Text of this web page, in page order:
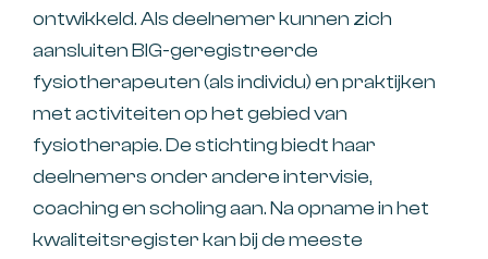
ontwikkeld. Als deelnemer kunnen zich
aansluiten BIG-geregistreerde
fysiotherapeuten (als individu) en praktijken
met activiteiten op het gebied van
fysiotherapie. De stichting biedt haar
deelnemers onder andere intervisie,
coaching en scholing aan. Na opname in het
kwaliteitsregister kan bij de meeste